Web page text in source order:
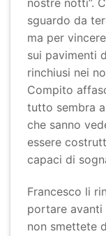
nostre notti”.
sguardo da
ma per
sui pavimenti
rinchiusi nei
Compito
tutto sembra
che sanno
essere
capaci di
Francesco li
portare avanti
non smettete